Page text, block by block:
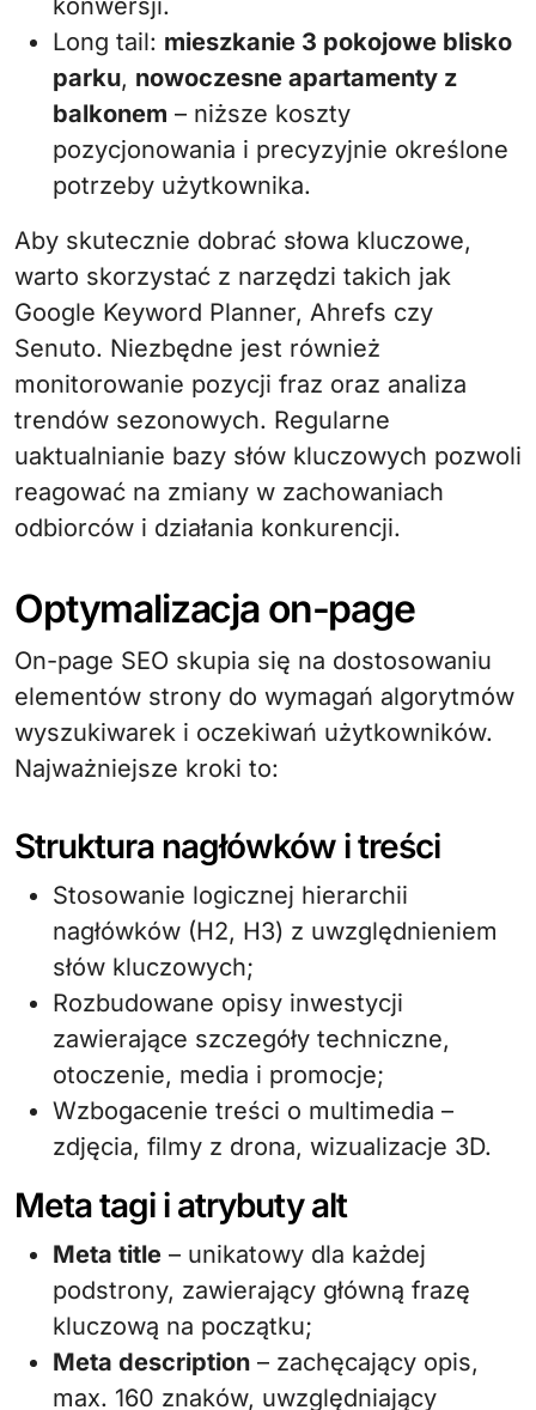
konwersji.
Long tail: mieszkanie 3 pokojowe blisko
parku, nowoczesne apartamenty z
balkonem – niższe koszty
pozycjonowania i precyzyjnie określone
potrzeby użytkownika.
Aby skutecznie dobrać słowa kluczowe,
warto skorzystać z narzędzi takich jak
Google Keyword Planner, Ahrefs czy
Senuto. Niezbędne jest również
monitorowanie pozycji fraz oraz analiza
trendów sezonowych. Regularne
uaktualnianie bazy słów kluczowych pozwoli
reagować na zmiany w zachowaniach
odbiorców i działania konkurencji.
Optymalizacja on-page
On-page SEO skupia się na dostosowaniu
elementów strony do wymagań algorytmów
wyszukiwarek i oczekiwań użytkowników.
Najważniejsze kroki to:
Struktura nagłówków i treści
Stosowanie logicznej hierarchii
nagłówków (H2, H3) z uwzględnieniem
słów kluczowych;
Rozbudowane opisy inwestycji
zawierające szczegóły techniczne,
otoczenie, media i promocje;
Wzbogacenie treści o multimedia –
zdjęcia, filmy z drona, wizualizacje 3D.
Meta tagi i atrybuty alt
Meta title – unikatowy dla każdej
podstrony, zawierający główną frazę
kluczową na początku;
Meta description – zachęcający opis,
max. 160 znaków, uwzględniający